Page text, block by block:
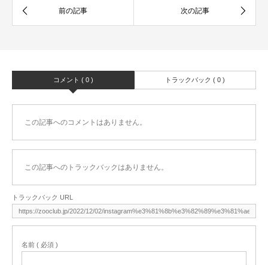
コメント ( 0 ) トラックバック ( 0 )
この記事へのコメントはありません。
この記事へのトラックバックはありません。
トラックバック URL
名前 ( 必須 )